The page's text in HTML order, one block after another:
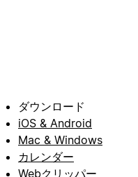
ダウンロード
iOS & Android
Mac & Windows
カレンダー
Webクリッパー